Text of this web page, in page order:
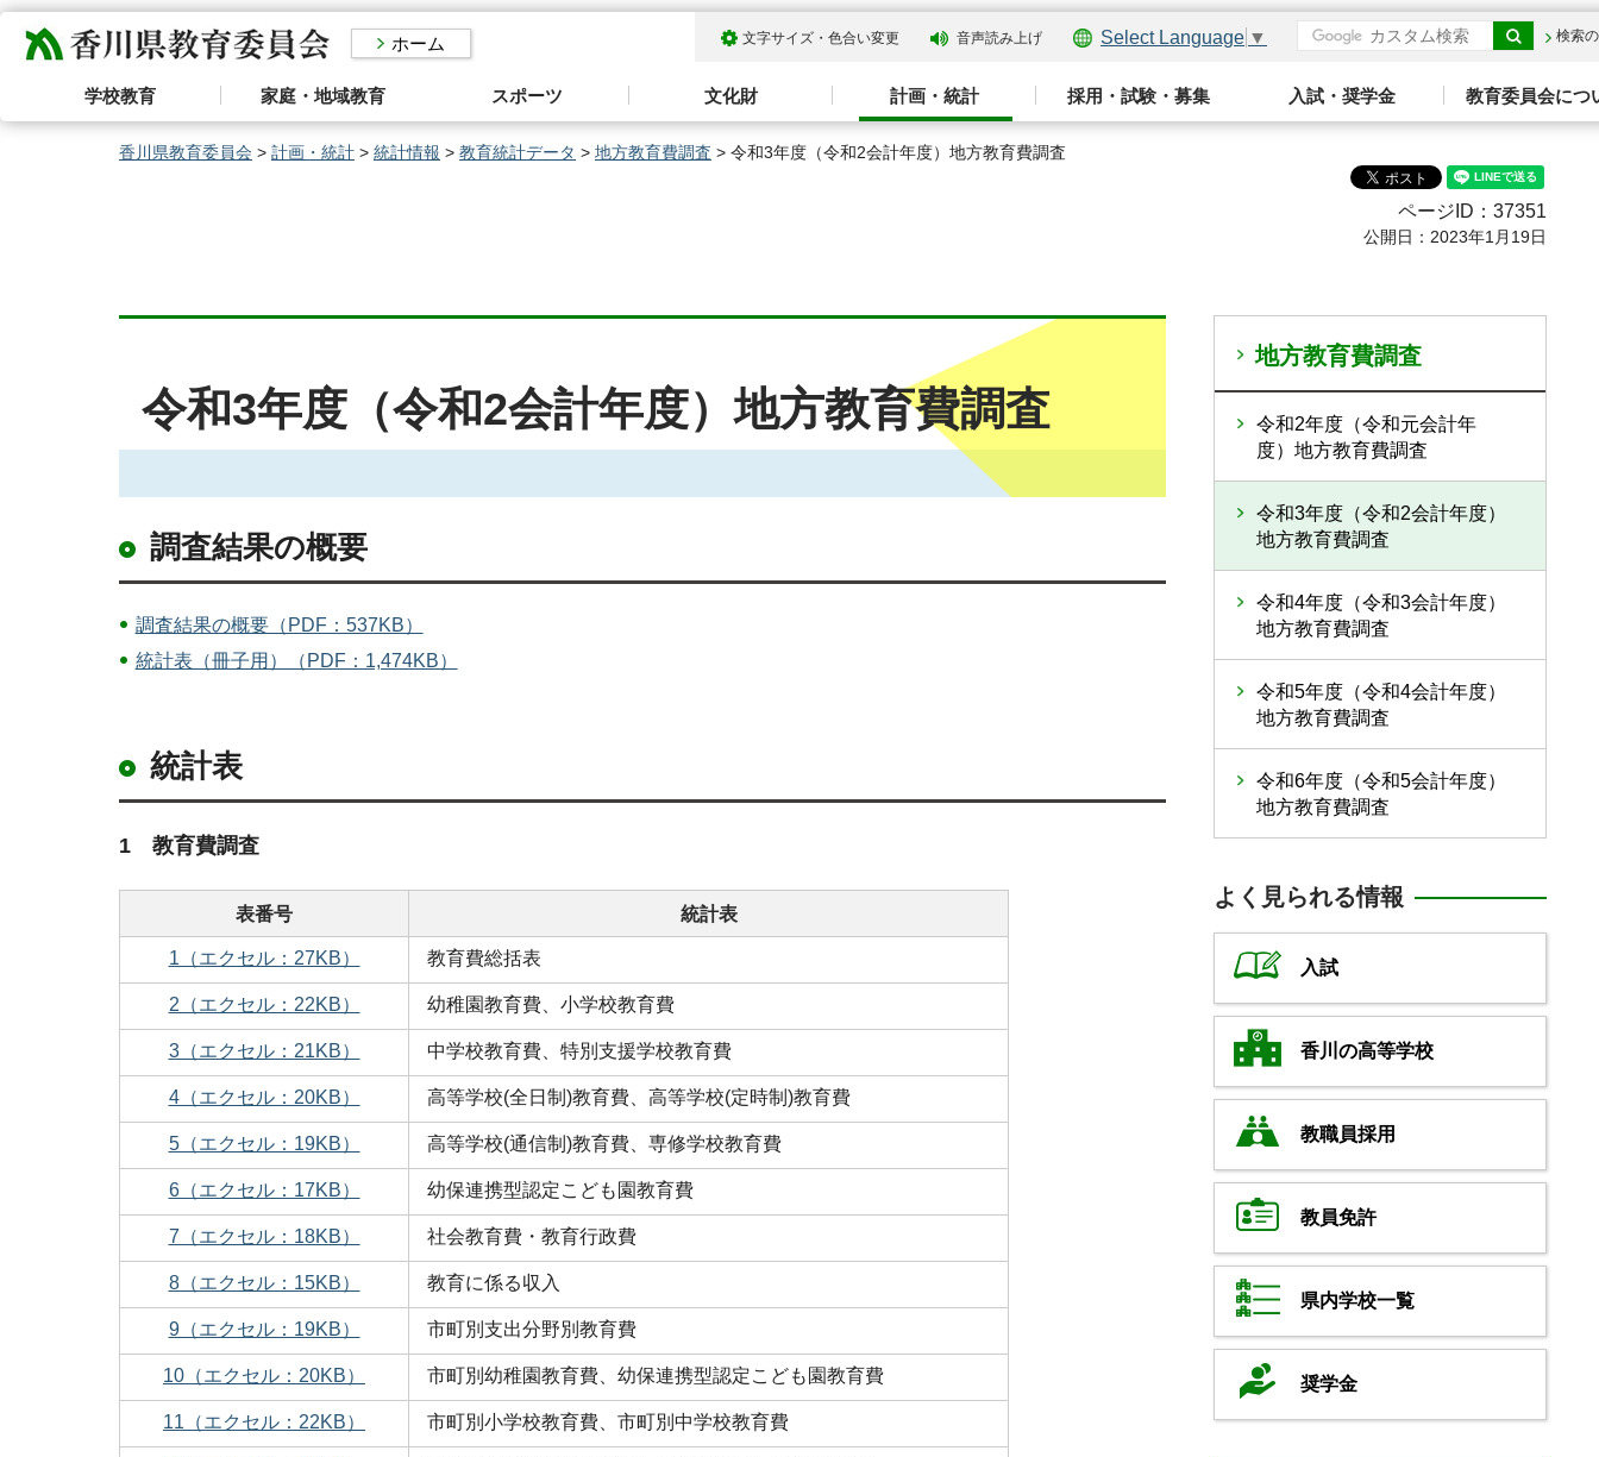
香川県教育委員会 ホーム 文字サイズ・色合い変更 音声読み上げ Select Language ▼ 検索
学校教育 家庭・地域教育 スポーツ 文化財 計画・統計 採用・試験・募集 入試・奨学金 教育委員会につ
香川県教育委員会 > 計画・統計 > 統計情報 > 教育統計データ > 地方教育費調査 > 令和3年度（令和2会計年度）地方教育費調査
ページID：37351
公開日：2023年1月19日
令和3年度（令和2会計年度）地方教育費調査
調査結果の概要
調査結果の概要（PDF：537KB）
統計表（冊子用）（PDF：1,474KB）
統計表
1 教育費調査
表番号 統計表
1（エクセル：27KB） 教育費総括表
2（エクセル：22KB） 幼稚園教育費、小学校教育費
3（エクセル：21KB） 中学校教育費、特別支援学校教育費
4（エクセル：20KB） 高等学校(全日制)教育費、高等学校(定時制)教育費
5（エクセル：19KB） 高等学校(通信制)教育費、専修学校教育費
6（エクセル：17KB） 幼保連携型認定こども園教育費
7（エクセル：18KB） 社会教育費・教育行政費
8（エクセル：15KB） 教育に係る収入
9（エクセル：19KB） 市町別支出分野別教育費
10（エクセル：20KB） 市町別幼稚園教育費、幼保連携型認定こども園教育費
11（エクセル：22KB） 市町別小学校教育費、市町別中学校教育費
地方教育費調査
令和2年度（令和元会計年
度）地方教育費調査
令和3年度（令和2会計年度）
地方教育費調査
令和4年度（令和3会計年度）
地方教育費調査
令和5年度（令和4会計年度）
地方教育費調査
令和6年度（令和5会計年度）
地方教育費調査
よく見られる情報
入試
香川の高等学校
教職員採用
教員免許
県内学校一覧
奨学金